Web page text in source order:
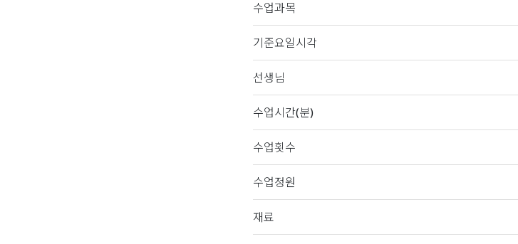
수업과목
기준요일시각
선생님
수업시간(분)
수업횟수
수업정원
재료